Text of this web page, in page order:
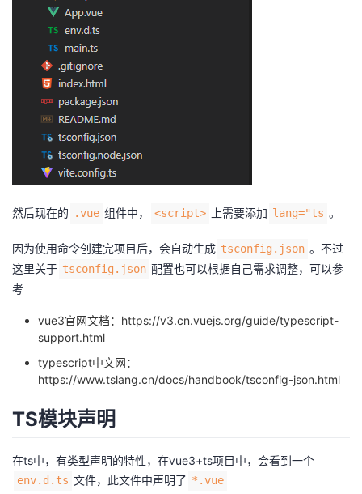
的
我
证
实
验
的
收
藏
Programs
技
支
持
的
声
建
议
然后现在的 .vue 组件中， <script> 上需要添加 lang="ts 。
因为使用命令创建完项目后，会自动生成 tsconfig.json 。不过
这里关于 tsconfig.json 配置也可以根据自己需求调整，可以参
考
vue3官网文档： https://v3.cn.vuejs.org/guide/typescript-
support.html
typescript中文网：
https://www.tslang.cn/docs/handbook/tsconfig-json.html
TS模块声明
在ts中，有类型声明的特性，在vue3+ts项目中，会看到一个
env.d.ts 文件，此文件中声明了 *.vue